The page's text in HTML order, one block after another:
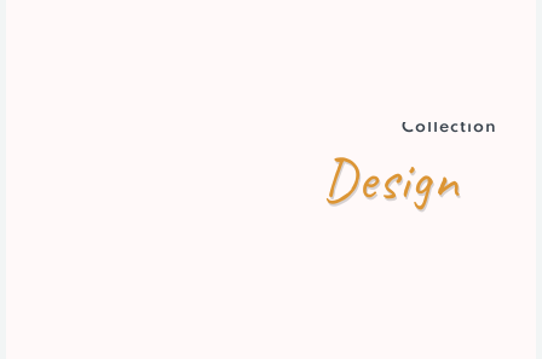
Collection
Design